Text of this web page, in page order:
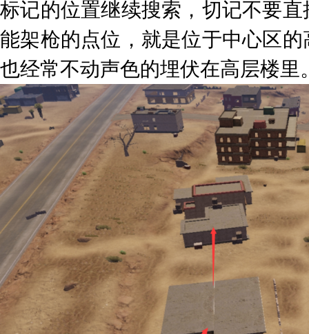
标记的位置继续搜索，切记不要
能架枪的点位，就是位于中心区
也经常不动声色的埋伏在高层楼里